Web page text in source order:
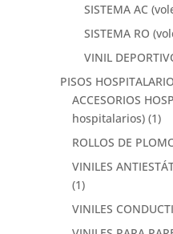
SISTEMA AC
SISTEMA RO
VINIL
PISOS
ACCESORIOS
hospitalarios) (1)
ROLLOS DE
VINILES
(1)
VINILES